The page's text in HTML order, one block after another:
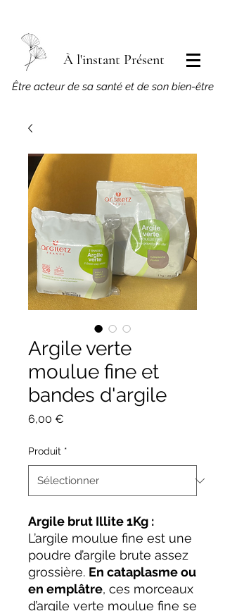
À l'instant Présent
​Être acteur de sa santé et de son bien-être
Argile verte
moulue fine et
bandes d'argile
6,00 €
Produit *
Argile brut Illite 1Kg :
L’argile moulue fine est une
poudre d’argile brute assez
grossière. En cataplasme ou
en emplâtre, ces morceaux
d’argile verte moulue fine se